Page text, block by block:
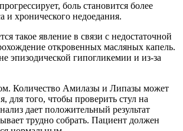
боль становится более
и хронического недоедания.
такое явление в связи с недостаточной
откровенных масляных капель.
эпизодической гипогликемии и из-за
Количество Амилазы и Липазы может
того, чтобы проверить стул на
дает положительный результат
трудно собрать. Пациент должен